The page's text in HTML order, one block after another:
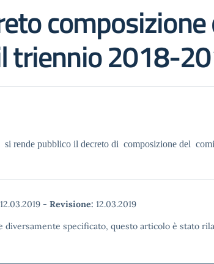
triennio 2018-
si rende pubblico il decreto di composizione del
12.03.2019 - Revisione: 12.03.2019
diversamente specificato, questo articolo è stato